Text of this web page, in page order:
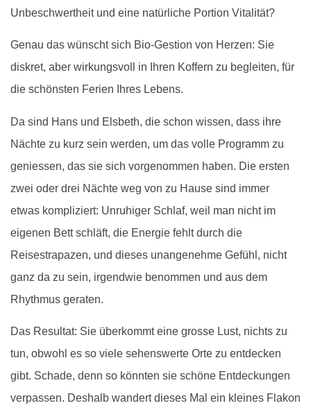
Unbeschwertheit und eine natürliche Portion Vitalität?
Genau das wünscht sich Bio-Gestion von Herzen: Sie
diskret, aber wirkungsvoll in Ihren Koffern zu begleiten, für
die schönsten Ferien Ihres Lebens.
Da sind Hans und Elsbeth, die schon wissen, dass ihre
Nächte zu kurz sein werden, um das volle Programm zu
geniessen, das sie sich vorgenommen haben. Die ersten
zwei oder drei Nächte weg von zu Hause sind immer
etwas kompliziert: Unruhiger Schlaf, weil man nicht im
eigenen Bett schläft, die Energie fehlt durch die
Reisestrapazen, und dieses unangenehme Gefühl, nicht
ganz da zu sein, irgendwie benommen und aus dem
Rhythmus geraten.
Das Resultat: Sie überkommt eine grosse Lust, nichts zu
tun, obwohl es so viele sehenswerte Orte zu entdecken
gibt. Schade, denn so könnten sie schöne Entdeckungen
verpassen. Deshalb wandert dieses Mal ein kleines Flakon